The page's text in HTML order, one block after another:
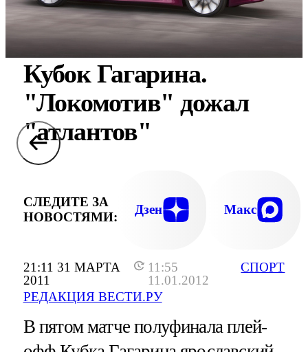
21:11 31 МАРТА
2011
11:55
11.01.2012
РЕДАКЦИЯ ВЕСТИ.РУ
СПОРТ
Кубок Гагарина.
"Локомотив" дожал
"атлантов"
СЛЕДИТЕ ЗА
НОВОСТЯМИ:
Дзен Макс
В пятом матче полуфинала плей-